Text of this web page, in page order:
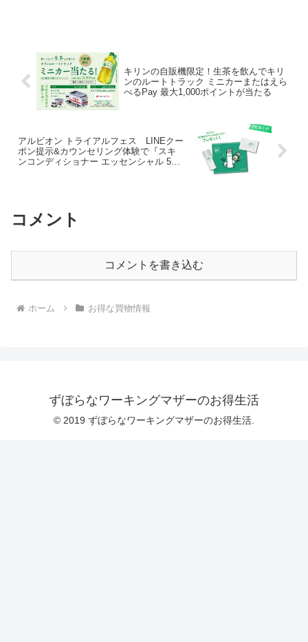
キリンの自販機限定！生茶を飲んでキリ
ンのルートトラック ミニカーまたはえら
べるPay 最大1,000ポイントが当たる
アルビオン トライアルフェス LINEクー
ポン提示&カウンセリング体験で『スキ
ンコンディショナー エッセンシャル 50
コメント
コメントを書き込む
ホーム お得な買物情報
ずぼらなワーキングマザーのお得生活
© 2019 ずぼらなワーキングマザーのお得生活.